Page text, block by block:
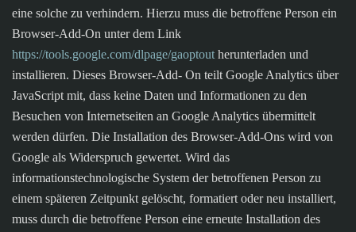
eine solche zu verhindern. Hierzu muss die betroffene Person ein
Browser-Add-On unter dem Link
https://tools.google.com/dlpage/gaoptout herunterladen und
installieren. Dieses Browser-Add- On teilt Google Analytics über
JavaScript mit, dass keine Daten und Informationen zu den
Besuchen von Internetseiten an Google Analytics übermittelt
werden dürfen. Die Installation des Browser-Add-Ons wird von
Google als Widerspruch gewertet. Wird das
informationstechnologische System der betroffenen Person zu
einem späteren Zeitpunkt gelöscht, formatiert oder neu installiert,
muss durch die betroffene Person eine erneute Installation des